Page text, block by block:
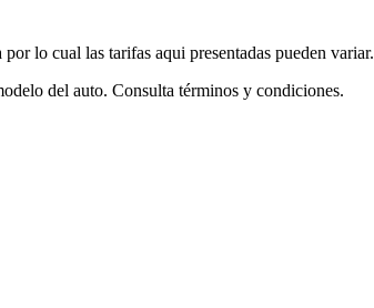
lo cual las tarifas aqui presentadas pueden variar.
del auto. Consulta términos y condiciones.